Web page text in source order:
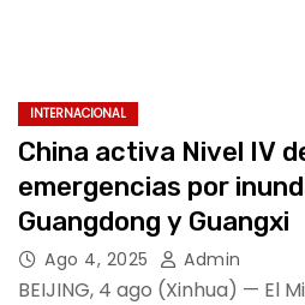
INTERNACIONAL
China activa Nivel IV
emergencias por
Guangdong y Guangxi
Ago 4, 2025 Admin
BEIJING, 4 ago (Xinhua) — El